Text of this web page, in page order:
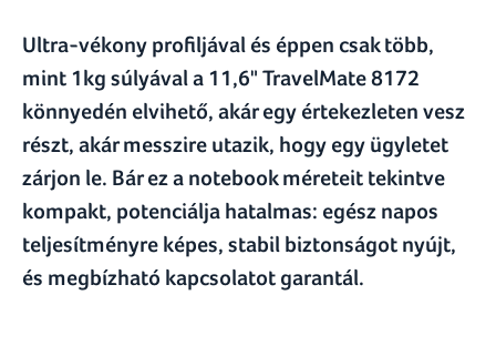
Ultra-vékony profiljával és éppen csak több,
mint 1kg súlyával a 11,6" TravelMate 8172
könnyedén elvihető, akár egy értekezleten vesz
részt, akár messzire utazik, hogy egy ügyletet
zárjon le. Bár ez a notebook méreteit tekintve
kompakt, potenciálja hatalmas: egész napos
teljesítményre képes, stabil biztonságot nyújt,
és megbízható kapcsolatot garantál.